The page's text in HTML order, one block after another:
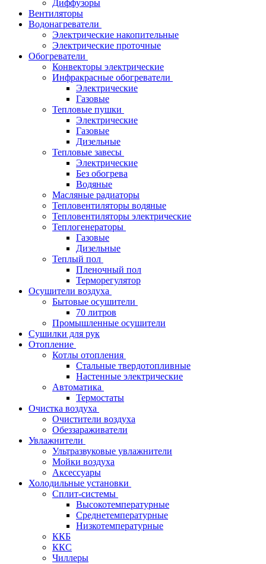
Диффузоры
Вентиляторы
Водонагреватели
Электрические накопительные
Электрические проточные
Обогреватели
Конвекторы электрические
Инфракрасные обогреватели
Электрические
Газовые
Тепловые пушки
Электрические
Газовые
Дизельные
Тепловые завесы
Электрические
Без обогрева
Водяные
Масляные радиаторы
Тепловентиляторы водяные
Тепловентиляторы электрические
Теплогенераторы
Газовые
Дизельные
Теплый пол
Пленочный пол
Терморегулятор
Осушители воздуха
Бытовые осушители
70 литров
Промышленные осушители
Сушилки для рук
Отопление
Котлы отопления
Стальные твердотопливные
Настенные электрические
Автоматика
Термостаты
Очистка воздуха
Очистители воздуха
Обеззараживатели
Увлажнители
Ультразвуковые увлажнители
Мойки воздуха
Аксессуары
Холодильные установки
Сплит-системы
Высокотемпературные
Среднетемпературные
Низкотемпературные
ККБ
ККС
Чиллеры